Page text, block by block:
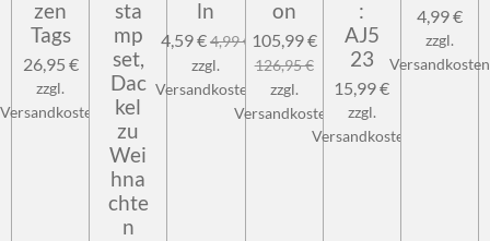
zen
Tags
26,95 €
zzgl.
Versandkosten
sta
mp
set,
Dac
kel
zu
Wei
hna
chte
n
ln
4,59 €4,99 €
zzgl.
Versandkosten
on
105,99 €
126,95 €
zzgl.
Versandkosten
:
AJ5
23
15,99 €
zzgl.
Versandkosten
4,99 €
zzgl.
Versandkosten